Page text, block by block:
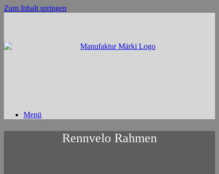
Zum Inhalt springen
Menü
Rennvelo Rahmen